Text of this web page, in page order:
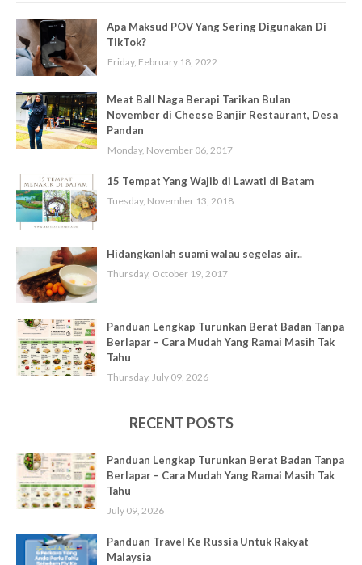
Apa Maksud POV Yang Sering Digunakan Di
TikTok?
Friday, February 18, 2022
Meat Ball Naga Berapi Tarikan Bulan
November di Cheese Banjir Restaurant, Desa
Pandan
Monday, November 06, 2017
15 Tempat Yang Wajib di Lawati di Batam
Tuesday, November 13, 2018
Hidangkanlah suami walau segelas air..
Thursday, October 19, 2017
Panduan Lengkap Turunkan Berat Badan Tanpa
Berlapar – Cara Mudah Yang Ramai Masih Tak
Tahu
Thursday, July 09, 2026
RECENT POSTS
Panduan Lengkap Turunkan Berat Badan Tanpa
Berlapar – Cara Mudah Yang Ramai Masih Tak
Tahu
July 09, 2026
Panduan Travel Ke Russia Untuk Rakyat
Malaysia